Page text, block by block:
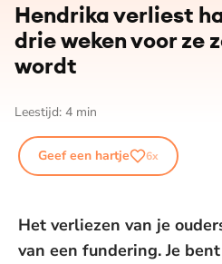
Hendrika verliest
drie weken voor ze
wordt
Leestijd: 4 min
Geef een hartje 6x
Het verliezen van je
van een fundering. Je